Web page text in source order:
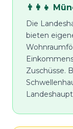
👨‍👩‍👧
Die
bieten
Zuschüsse.